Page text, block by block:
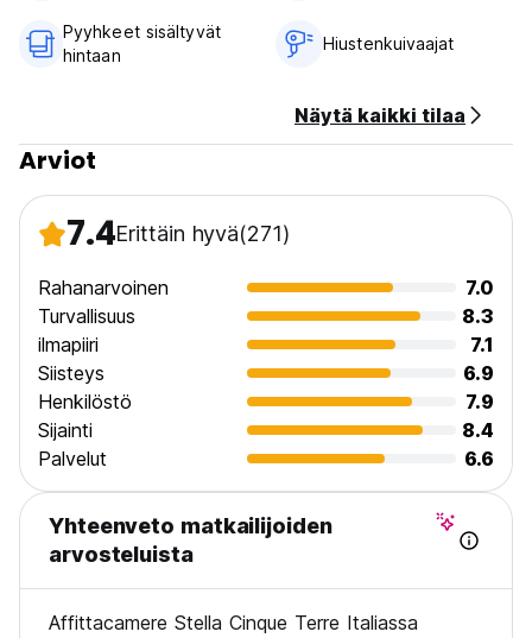
Pyyhkeet sisältyvät
hintaan
Hiustenkuivaajat
Näytä kaikki tilaa
Arviot
7.4Erittäin hyvä(271)
Rahanarvoinen
7.0
Turvallisuus
8.3
ilmapiiri
7.1
Siisteys
6.9
Henkilöstö
7.9
Sijainti
8.4
Palvelut
6.6
Yhteenveto matkailijoiden
arvosteluista
Affittacamere Stella Cinque Terre Italiassa